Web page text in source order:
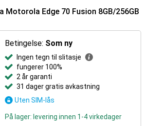
Motorola Edge 70 Fusion 8GB/256GB
Betingelse: Som ny
Ingen tegn til slitasje
fungerer 100%
2 år garanti
31 dager gratis avkastning
Uten SIM-lås
På lager: levering innen 1-4 virkedager